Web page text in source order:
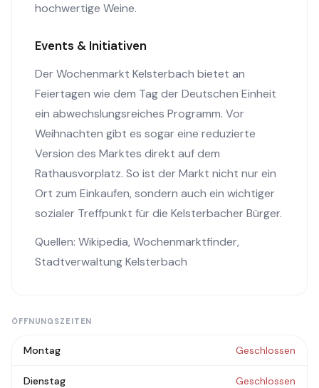
hochwertige Weine.
Events & Initiativen
Der Wochenmarkt Kelsterbach bietet an
Feiertagen wie dem Tag der Deutschen Einheit
ein abwechslungsreiches Programm. Vor
Weihnachten gibt es sogar eine reduzierte
Version des Marktes direkt auf dem
Rathausvorplatz. So ist der Markt nicht nur ein
Ort zum Einkaufen, sondern auch ein wichtiger
sozialer Treffpunkt für die Kelsterbacher Bürger.
Quellen: Wikipedia, Wochenmarktfinder,
Stadtverwaltung Kelsterbach
ÖFFNUNGSZEITEN
Montag Geschlossen
Dienstag Geschlossen